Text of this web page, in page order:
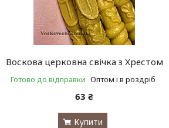
Воскова церковна свічка з Хрестом
Готово до відправки Оптом і в роздріб
63 ₴
Купити